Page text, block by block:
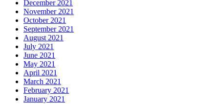
December 2021
November 2021
October 2021
September 2021
August 2021
July 2021
June 2021
May 2021
April 2021
March 2021
February 2021
January 2021